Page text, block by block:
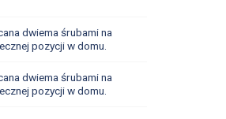
dwiema śrubami na
pozycji w domu.
dwiema śrubami na
pozycji w domu.